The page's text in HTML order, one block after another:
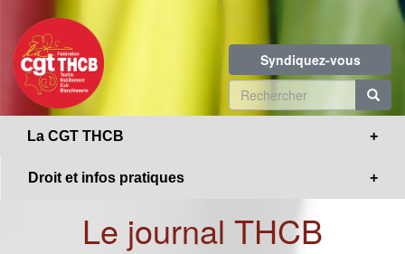
contenu
principal
Syndiquez-vous
Formulaire
de
La CGT THCB
Droit et infos pratiques
Le journal THCB